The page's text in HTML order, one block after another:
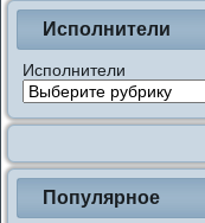
Исполнители
Исполнители
Популярное